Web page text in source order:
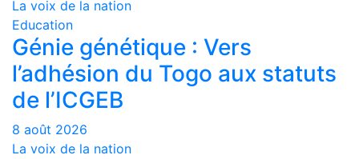
La voix de la nation
Education
Génie génétique : Vers
l’adhésion du Togo aux statuts
de l’ICGEB
8 août 2026
La voix de la nation